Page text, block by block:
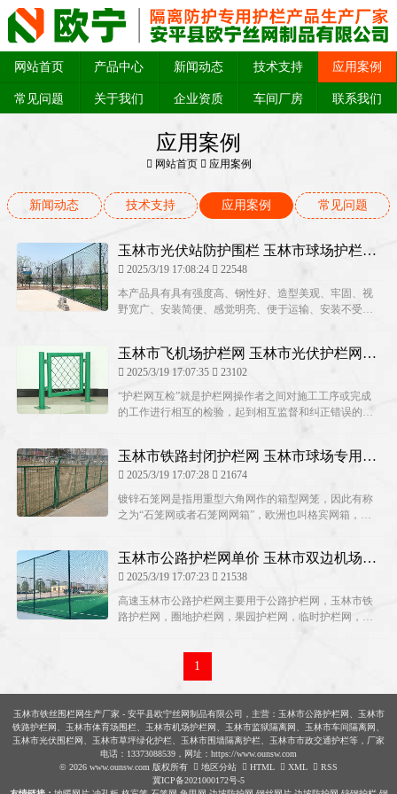
网站首页 产品中心 新闻动态 技术支持 应用案例
常见问题 关于我们 企业资质 车间厂房 联系我们
应用案例
网站首页 应用案例
新闻动态 技术支持 应用案例 常见问题
玉林市光伏站防护围栏 玉林市球场护栏网
专业厂家 玉林市机场围栏网生产厂家
2025/3/19 17:08:24
22548
本产品具有具有强度高、钢性好、造型美观、牢固、视
野宽广、安装简便、感觉明亮、便于运输、安装不受地
豪瑞(H...
玉林市飞机场护栏网 玉林市光伏护栏网厂
家 玉林市公路护栏网厂家报价
2025/3/19 17:07:35
23102
“护栏网互检”就是护栏网操作者之间对施工工序或完成
的工作进行相互的检验，起到相互监督和纠正错误的作
锌护栏网及P...
玉林市铁路封闭护栏网 玉林市球场专用护
栏网厂商 玉林市路护栏网价格
2025/3/19 17:07:28
21674
镀锌石笼网是指用重型六角网作的箱型网笼，因此有称
之为“石笼网或者石笼网网箱”，欧洲也叫格宾网箱，石
（圆管...
玉林市公路护栏网单价 玉林市双边机场护
栏网多少钱 玉林市监狱隔离网
2025/3/19 17:07:23
21538
高速玉林市公路护栏网主要用于公路护栏网，玉林市铁
路护栏网，圈地护栏网，果园护栏网，临时护栏网，养
今年至今出现二手住宅网签量...
1
玉林市铁丝围栏网生产厂家 - 安平县欧宁丝网制品有限公司，主营：玉林市公路护栏网、玉林市
铁路护栏网、玉林市体育场围栏、玉林市机场护栏网、玉林市监狱隔离网、玉林市车间隔离网、
玉林市光伏围栏网、玉林市草坪绿化护栏、玉林市围墙隔离护栏、玉林市市政交通护栏等，厂家
电话：13373088539，网址：https://www.ounsw.com
© 2026 www.ounsw.com 版权所有
地区分站 HTML XML
RSS
冀ICP备2021000172号-5